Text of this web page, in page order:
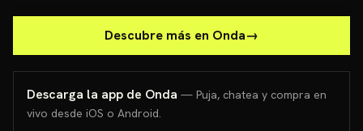
Descubre más en Onda→
Descarga la app de Onda — Puja, chatea y compra en
vivo desde iOS o Android.